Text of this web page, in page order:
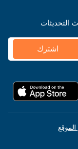
التحديثات
اشترك